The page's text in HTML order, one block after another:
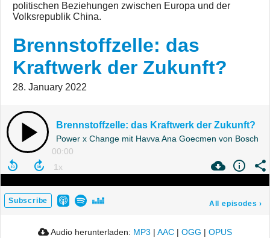
politischen Beziehungen zwischen Europa und der
Volksrepublik China.
Brennstoffzelle: das
Kraftwerk der Zukunft?
28. January 2022
Brennstoffzelle: das Kraftwerk der Zukunft?
Power x Change mit Havva Ana Goecmen von Bosch
00:00
Subscribe All episodes ›
Audio herunterladen: MP3 | AAC | OGG | OPUS